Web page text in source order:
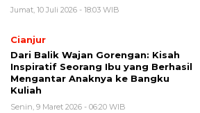
Jumat, 10 Juli 2026 - 18:03 WIB
Cianjur
Dari Balik Wajan Gorengan: Kisah
Inspiratif Seorang Ibu yang Berhasil
Mengantar Anaknya ke Bangku
Kuliah
Senin, 9 Maret 2026 - 06:20 WIB